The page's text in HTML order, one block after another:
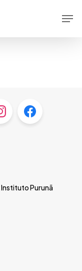
Instituto Purunã